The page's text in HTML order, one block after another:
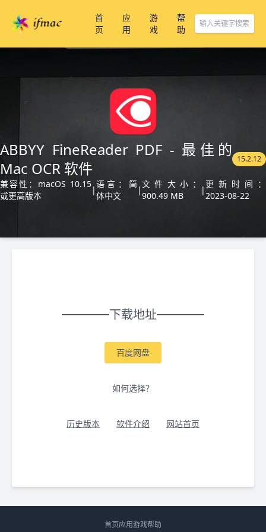
首
页
应
用
游
戏
帮
助
ABBYY FineReader PDF - 最佳的
Mac OCR 软件
15.2.12
兼容性：macOS 10.15
或更高版本
|
语言：简
体中文
|
文件大小：
900.49 MB
|
更新时间：
2023-08-22
下载地址
百度网盘
如何选择？
历史版本 软件介绍 网站首页
首页应用游戏帮助